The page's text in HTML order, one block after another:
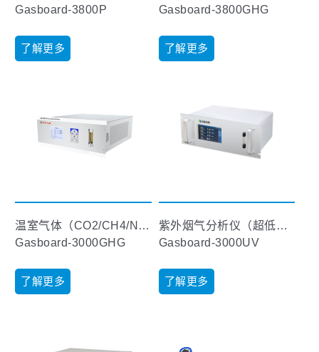
Gasboard-3800P
了解更多
Gasboard-3800GHG
了解更多
温室气体（CO2/CH4/N2O）排放分析仪
Gasboard-3000GHG
了解更多
紫外烟气分析仪（超低量程）【未发布】
Gasboard-3000UV
了解更多